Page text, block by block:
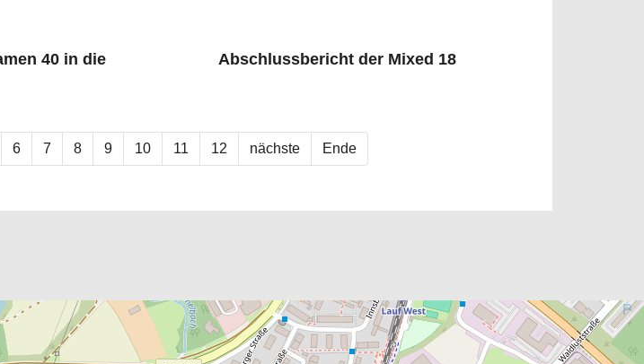
40 in die
Abschlussbericht der Mixed 18
6 7 8 9 10 11 12 nächste Ende